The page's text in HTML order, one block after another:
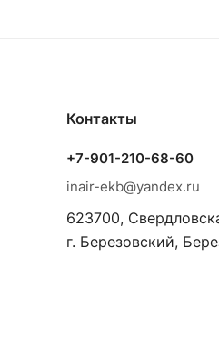
Контакты
+7-901-210-68-60
inair-ekb@yandex.ru
623700,
г. Березовский,